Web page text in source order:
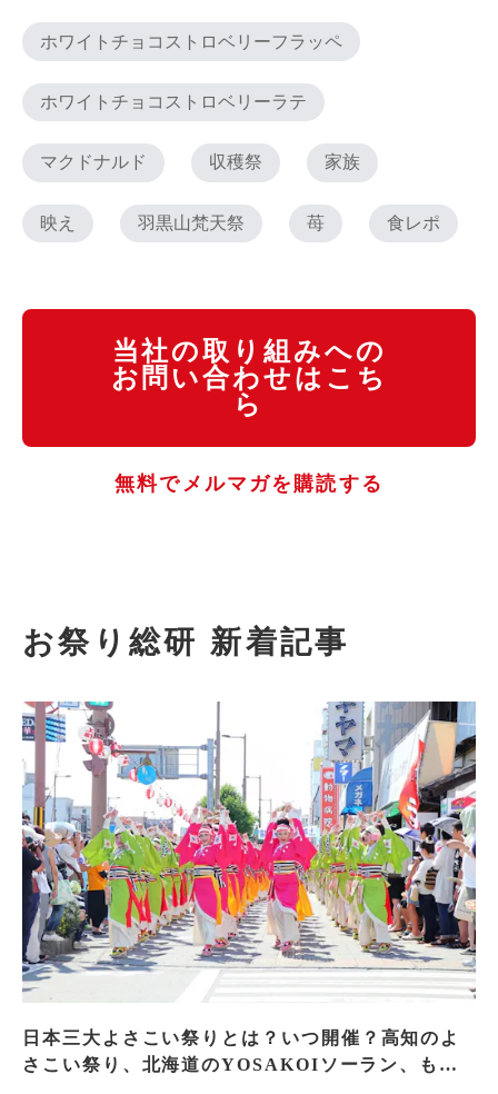
ホワイトチョコストロベリーフラッペ
ホワイトチョコストロベリーラテ
マクドナルド 収穫祭 家族
映え 羽黒山梵天祭 苺 食レポ
当社の取り組みへの
お問い合わせはこち
ら
無料でメルマガを購読する
お祭り総研 新着記事
日本三大よさこい祭りとは？いつ開催？高知のよ
さこい祭り、北海道のYOSAKOIソーラン、もう